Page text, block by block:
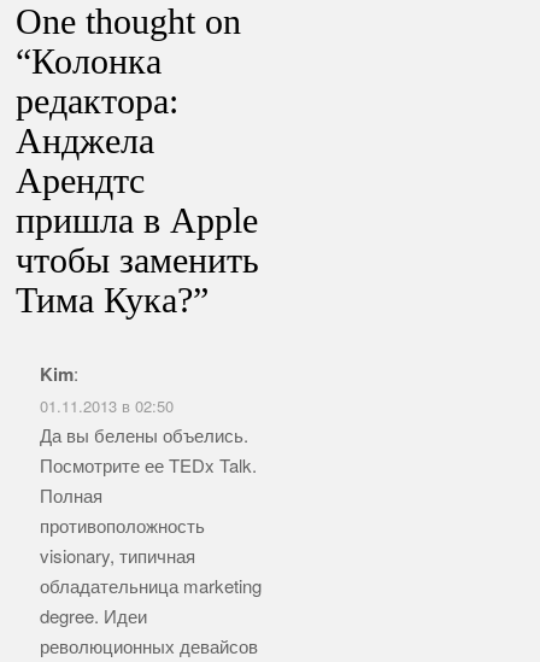
One thought on
“Колонка
редактора:
Анджела
Арендтс
пришла в Apple
чтобы заменить
Тима Кука?”
Kim:
01.11.2013 в 02:50
Да вы белены объелись.
Посмотрите ее TEDx Talk.
Полная
противоположность
visionary, типичная
обладательница marketing
degree. Идеи
революционных девайсов